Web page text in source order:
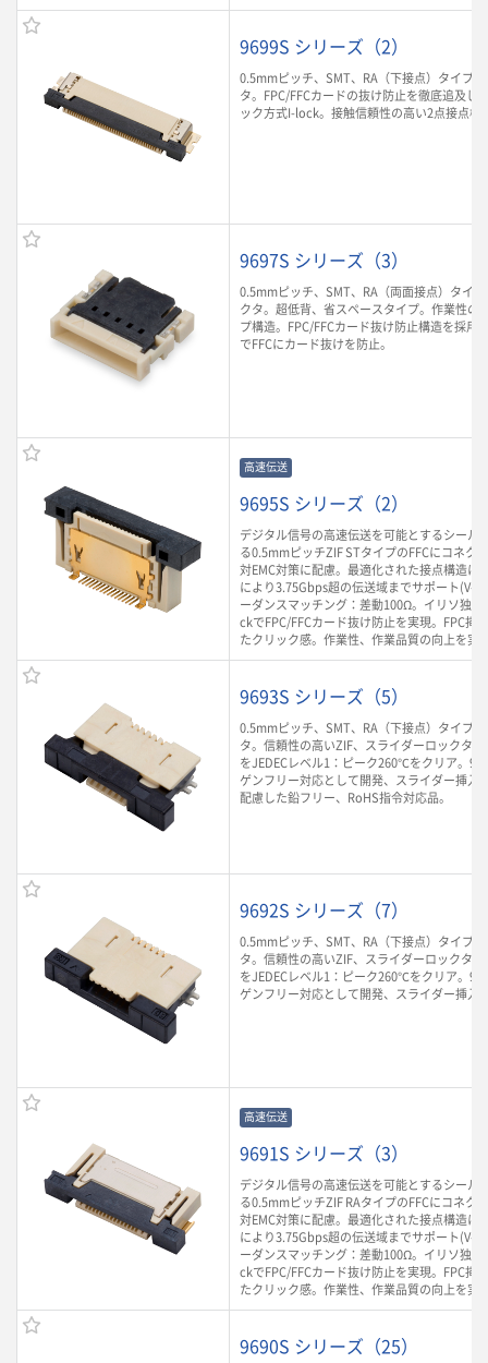
9699S シリーズ（2）
0.5mmピッチ、SMT、RA（下接点）タイプ
タ。FPC/FFCカードの抜け防止を徹底追及し
ック方式I-lock。接触信頼性の高い2点接点構
9697S シリーズ（3）
0.5mmピッチ、SMT、RA（両面接点）タイ
クタ。超低背、省スペースタイプ。作業性の
プ構造。FPC/FFCカード抜け防止構造を採用
でFFCにカード抜けを防止。
高速伝送
9695S シリーズ（2）
デジタル信号の高速伝送を可能とするシール
る0.5mmピッチZIF STタイプのFFCにコネク
対EMC対策に配慮。最適化された接点構造に
により3.75Gbps超の伝送域までサポート(V-
ーダンスマッチング：差動100Ω。イリソ独
ckでFPC/FFCカード抜け防止を実現。FPC挿
たクリック感。作業性、作業品質の向上を実
9693S シリーズ（5）
0.5mmピッチ、SMT、RA（下接点）タイプ
タ。信頼性の高いZIF、スライダーロックタ
をJEDECレベル1：ピーク260℃をクリア。
ゲンフリー対応として開発、スライダー挿入
配慮した鉛フリー、RoHS指令対応品。
9692S シリーズ（7）
0.5mmピッチ、SMT、RA（下接点）タイプ
タ。信頼性の高いZIF、スライダーロックタ
をJEDECレベル1：ピーク260℃をクリア。
ゲンフリー対応として開発、スライダー挿入
高速伝送
9691S シリーズ（3）
デジタル信号の高速伝送を可能とするシール
る0.5mmピッチZIF RAタイプのFFCにコネク
対EMC対策に配慮。最適化された接点構造に
により3.75Gbps超の伝送域までサポート(V-
ーダンスマッチング：差動100Ω。イリソ独
ckでFPC/FFCカード抜け防止を実現。FPC挿
たクリック感。作業性、作業品質の向上を実
9690S シリーズ（25）